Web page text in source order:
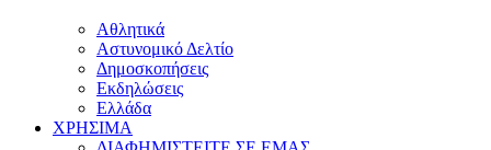
Αθλητικά
Αστυνομικό Δελτίο
Δημοσκοπήσεις
Εκδηλώσεις
Ελλάδα
ΧΡΗΣΙΜΑ